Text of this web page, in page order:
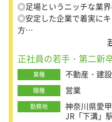
も、鹿島建
ようなスー
「水処理の
非常に高く
新幹線、高
ル、ランド
っています
場では不可
この領域だ
会社は国内
性を持って
◎足場というニッチな業
◎安定した企業で着実に
方
◎足場のように「縁の下
することが好きな方
正社員の若手・第二新
業種 不動産・建設
職種 営業
勤務地
神奈川県愛
JR「下溝」